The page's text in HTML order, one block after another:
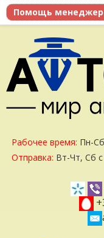
Рабочее время: Пн-
Отправка: Вт-Чт, Сб с